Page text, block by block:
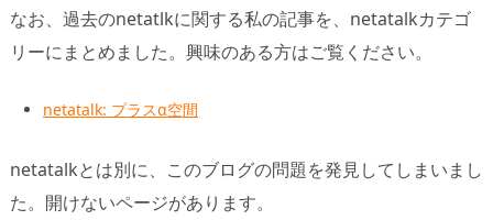
なお、過去のnetatlkに関する私の記事を、netatalkカテゴ
リーにまとめました。興味のある方はご覧ください。
netatalk: プラスα空間
netatalkとは別に、このブログの問題を発見してしまいまし
た。開けないページがあります。